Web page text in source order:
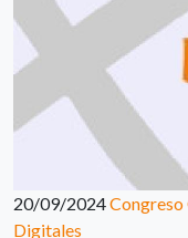
20/09/2024Congreso
Digitales